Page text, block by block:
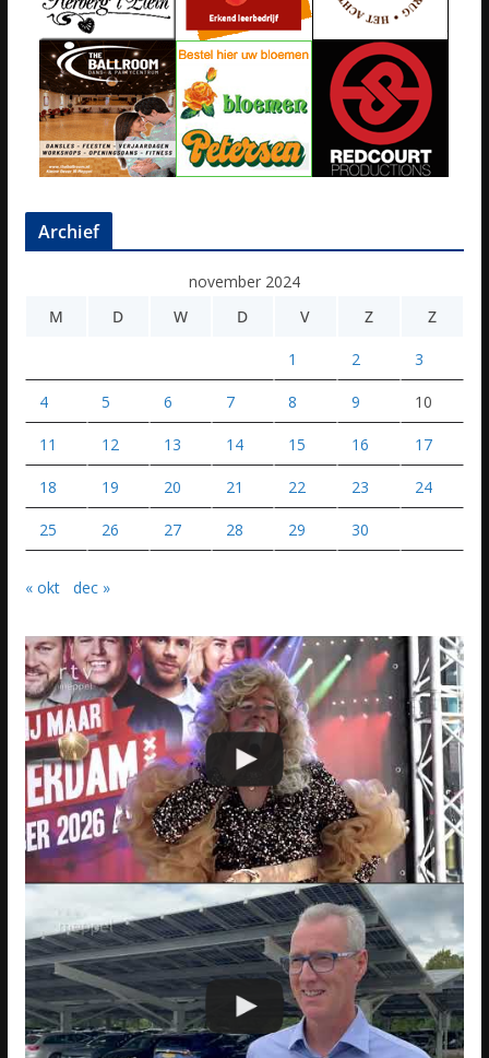
Archief
november 2024
M
D W D V Z Z
1 2 3
4 5 6 7 8 9 10
11 12 13 14 15 16 17
18 19 20 21 22 23 24
25 26 27 28 29 30
« okt dec »